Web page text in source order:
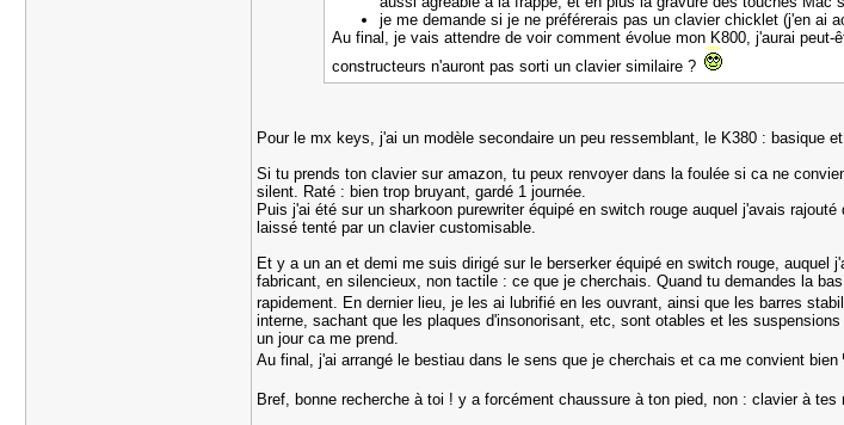
je me demande si je ne préférerais pas un clavier chicklet (j'en ai
Au final, je vais attendre de voir comment évolue mon K800, j'aurai
constructeurs n'auront pas sorti un clavier similaire ?
Pour le mx keys, j'ai un modèle secondaire un peu ressemblant, le K380 : basique
Si tu prends ton clavier sur amazon, tu peux renvoyer dans la foulée si ca ne
silent. Raté : bien trop bruyant, gardé 1 journée.
Puis j'ai été sur un sharkoon purewriter équipé en switch rouge auquel j'avais
laissé tenté par un clavier customisable.
Et y a un an et demi me suis dirigé sur le berserker équipé en switch rouge,
fabricant, en silencieux, non tactile : ce que je cherchais. Quand tu demandes la
rapidement. En dernier lieu, je les ai lubrifié en les ouvrant, ainsi que les barres
interne, sachant que les plaques d'insonorisant, etc, sont otables et les
un jour ca me prend.
Au final, j'ai arrangé le bestiau dans le sens que je cherchais et ca me convient bien
Bref, bonne recherche à toi ! y a forcément chaussure à ton pied, non : clavier à